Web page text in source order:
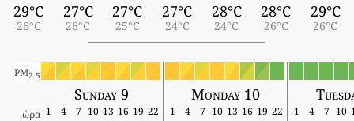
29°C
26°C
27°C
26°C
27°C
25°C
27°C
24°C
28°C
24°C
28°C
26°C
29°C
26°C
PM2.5
Sunday 9 Monday 10
ώρα 1 4 7 10 13 16 19 22 1 4 7 10 13 16 19 22 1 4 7 10